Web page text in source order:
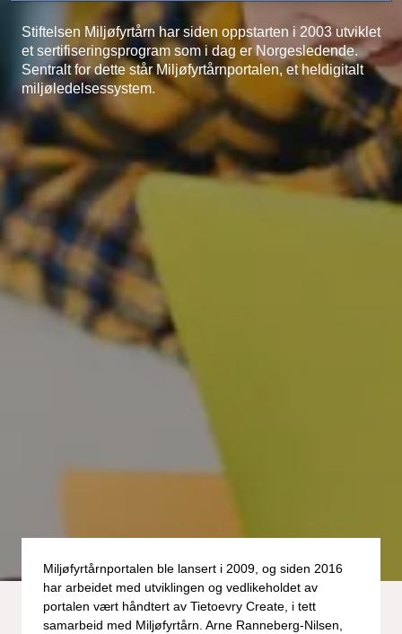
Stiftelsen Miljøfyrtårn har siden oppstarten i 2003 utviklet
et sertifiseringsprogram som i dag er Norgesledende.
Sentralt for dette står Miljøfyrtårnportalen, et heldigitalt
miljøledelsessystem.
Miljøfyrtårnportalen ble lansert i 2009, og siden 2016
har arbeidet med utviklingen og vedlikeholdet av
portalen vært håndtert av Tietoevry Create, i tett
samarbeid med Miljøfyrtårn. Arne Ranneberg-Nilsen,